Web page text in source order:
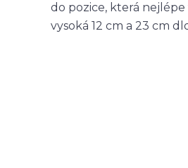
do pozice, která
vysoká 12 cm a 23 cm